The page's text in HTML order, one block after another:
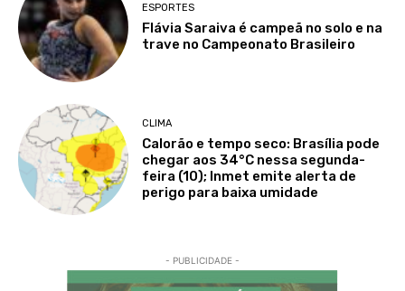
ESPORTES
Flávia Saraiva é campeã no solo e na
trave no Campeonato Brasileiro
CLIMA
Calorão e tempo seco: Brasília pode
chegar aos 34°C nessa segunda-
feira (10); Inmet emite alerta de
perigo para baixa umidade
- PUBLICIDADE -